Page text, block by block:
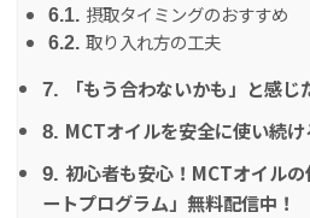
6.1. 摂取タイミングのおすすめ
6.2. 取り入れ方の工夫
7. 「もう合わないかも」と感
8. MCTオイルを安全に使い続
9. 初心者も安心！MCTオイル
ートプログラム」無料配信中！